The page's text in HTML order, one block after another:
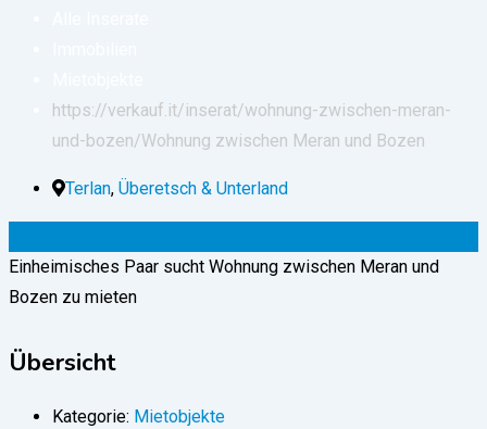
https://verkauf.it/inserat/wohnung-zwischen-meran-
und-bozen/Wohnung zwischen Meran und Bozen
Terlan, Überetsch & Unterland
Einheimisches Paar sucht Wohnung zwischen Meran und
Bozen zu mieten
Übersicht
Kategorie: Mietobjekte